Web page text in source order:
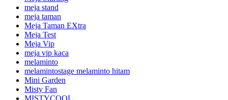
meja stand
meja taman
Meja Taman EXtra
Meja Test
Meja Vip
meja vip kaca
melaminto
melamintostage melaminto hitam
Mini Garden
Misty Fan
MISTYCOOL